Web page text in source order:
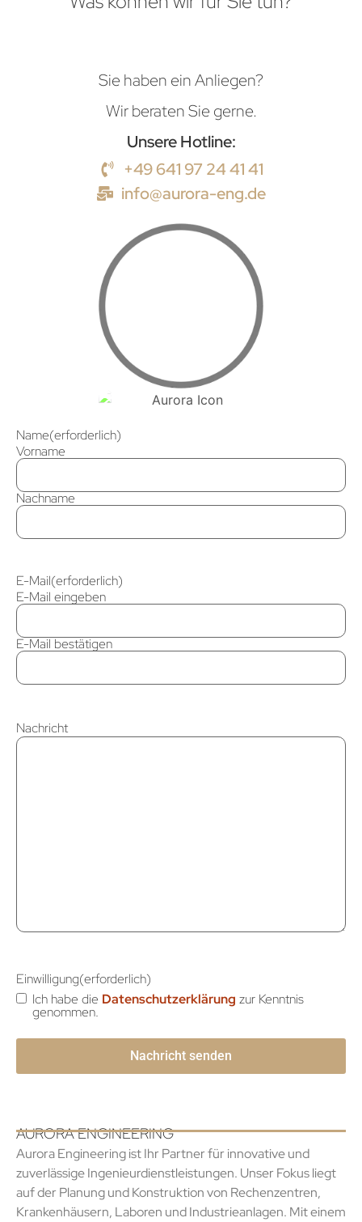
Sie haben ein Anliegen?
Wir beraten Sie gerne.
Unsere Hotline:
+49 641 97 24 41 41
info@aurora-eng.de
Name(erforderlich)
Vorname
Nachname
E-Mail(erforderlich)
E-Mail eingeben
E-Mail bestätigen
Nachricht
Einwilligung(erforderlich)
Ich habe die Datenschutzerklärung zur Kenntnis
genommen.
AURORA ENGINEERING
Aurora Engineering ist Ihr Partner für innovative und
zuverlässige Ingenieurdienstleistungen. Unser Fokus liegt
auf der Planung und Konstruktion von Rechenzentren,
Krankenhäusern, Laboren und Industrieanlagen. Mit einem